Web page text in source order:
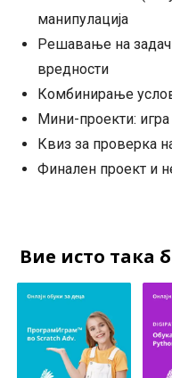
манипулација
Решавање на
вредности
Комбинирање
Мини-проекти: игра
Квиз за проверка
Финален проект и
Вие исто така